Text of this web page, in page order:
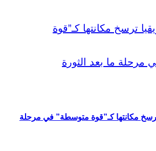
مكانتها كـ”قوة متوسطة” في مرحلة